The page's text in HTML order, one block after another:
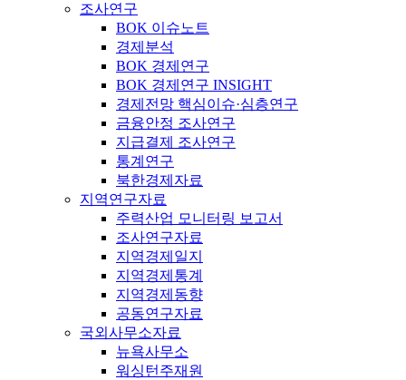
조사연구
BOK 이슈노트
경제분석
BOK 경제연구
BOK 경제연구 INSIGHT
경제전망 핵심이슈·심층연구
금융안정 조사연구
지급결제 조사연구
통계연구
북한경제자료
지역연구자료
주력산업 모니터링 보고서
조사연구자료
지역경제일지
지역경제통계
지역경제동향
공동연구자료
국외사무소자료
뉴욕사무소
워싱턴주재원